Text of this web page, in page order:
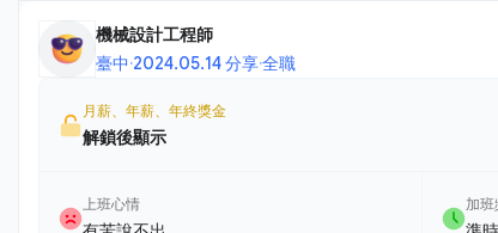
機械設計工程師
臺中·2024.05.14 分享·全職
月薪、年薪、年終獎金
解鎖後顯示
上班心情 加班